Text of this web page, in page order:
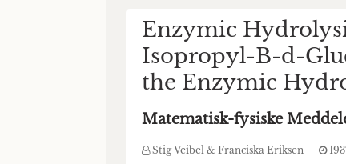
Enzymic
Isopropyl-B-d-
the Enzymic
Matematisk-fysiske
Stig Veibel & Franciska Eriksen